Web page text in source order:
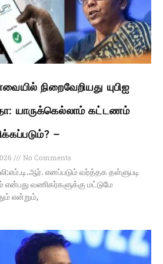
நிறைவேறியது யுபிஐ
யாருக்கெல்லாம் கட்டணம்
–
No Comments
எனப்படும் வர்த்தக தள்ளுபடி
வணிகர்களுக்கு மட்டுமே
என்றும்,